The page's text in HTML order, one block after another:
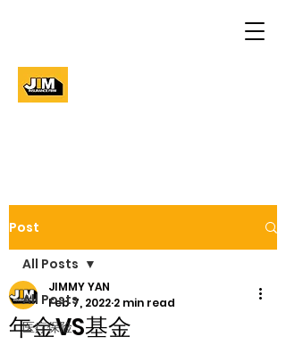
Post
All Posts
医疗保险
All Posts
年金VS基金
JIMMY YAN
Feb 7, 2022 2 min read